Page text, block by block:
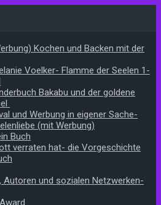
Kochen und Backen mit der
Voelker- Flamme der Seelen 1-
Bakabu und der goldene
und Werbung in eigener Sache-
(mit Werbung)
Buch
verraten hat- die Vorgeschichte
Autoren und sozialen Netzwerken-